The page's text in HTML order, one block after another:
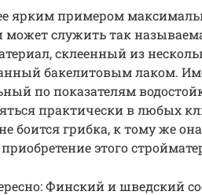
ярким примером
может служить так
склеенный из
бакелитовым лаком.
по показателям
практически в любых
боится грибка, к тому же
этого
Финский и шведский